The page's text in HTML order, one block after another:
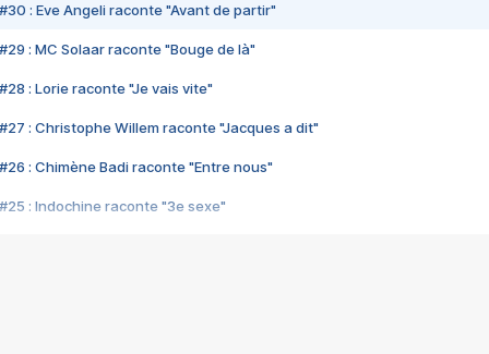
#30 : Eve Angeli raconte "Avant de partir"
#29 : MC Solaar raconte "Bouge de là"
#28 : Lorie raconte "Je vais vite"
#27 : Christophe Willem raconte "Jacques a dit"
#26 : Chimène Badi raconte "Entre nous"
#25 : Indochine raconte "3e sexe"